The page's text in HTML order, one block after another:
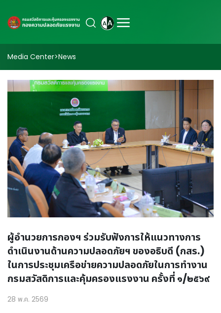
Media Center>News
ผู้อำนวยการกองฯ ร่วมรับฟังการให้แนวทางการ
ดำเนินงานด้านความปลอดภัยฯ ของอธิบดี (กสร.)
ในการประชุมเครือข่ายความปลอดภัยในการทำงาน
กรมสวัสดิการและคุ้มครองแรงงาน ครั้งที่ ๑/๒๕๖๙
28 พ.ค. 2569